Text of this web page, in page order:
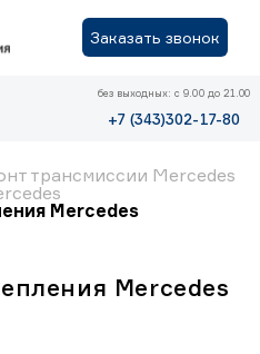
Заказать звонок
без выходных: с 9.00 до 21.00
+7 (343)302-17-80
трансмиссии Mercedes
Mercedes
Mercedes